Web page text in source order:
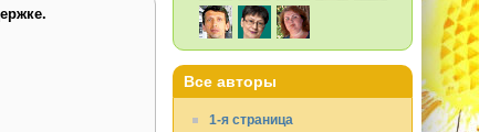
Все авторы
1-я страница